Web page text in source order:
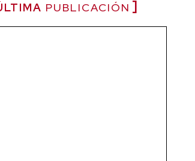
PUBLICACIÓN